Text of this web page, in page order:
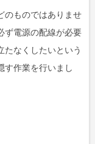
のものではありませ
ず電源の配線が必要
たなくしたいという
す作業を行いまし